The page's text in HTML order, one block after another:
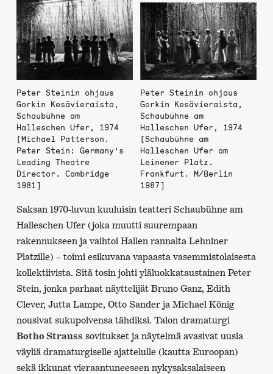
Peter Steinin ohjaus
Gorkin Kesävieraista,
Schaubühne am
Halleschen Ufer, 1974
[Michael Patterson.
Peter Stein: Germany’s
Leading Theatre
Director. Cambridge
1981]
Peter Steinin ohjaus
Gorkin Kesävieraista,
Schaubühne am
Halleschen Ufer, 1974
[Schaubühne am
Halleschen Ufer am
Leinener Platz.
Frankfurt. M/Berlin
1987]
Saksan 1970-luvun kuuluisin teatteri Schaubühne am
Halleschen Ufer (joka muutti suurempaan
rakennukseen ja vaihtoi Hallen rannalta Lehniner
Platzille) – toimi esikuvana vapaasta vasemmistolaisesta
kollektiivista. Sitä tosin johti yläluokkataustainen Peter
Stein, jonka parhaat näyttelijät Bruno Ganz, Edith
Clever, Jutta Lampe, Otto Sander ja Michael König
nousivat sukupolvensa tähdiksi. Talon dramaturgi
Botho Strauss sovitukset ja näytelmä avasivat uusia
väyliä dramaturgiselle ajattelulle (kautta Euroopan)
sekä ikkunat vieraantuneeseen nykysaksalaiseen